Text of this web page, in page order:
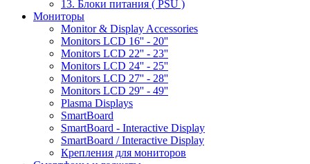
13. Блоки питания ( PSU )
Мониторы
Monitor & Display Accessories
Monitors LCD 16'' - 20''
Monitors LCD 22'' - 23''
Monitors LCD 24'' - 25''
Monitors LCD 27'' - 28''
Monitors LCD 29'' - 49''
Plasma Displays
SmartBoard
SmartBoard - Interactive Display
SmartBoard / Interactive Display
Крепления для мониторов